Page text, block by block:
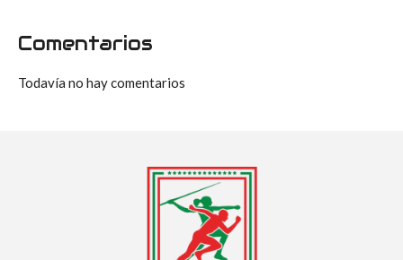
Comentarios
Todavía no hay comentarios